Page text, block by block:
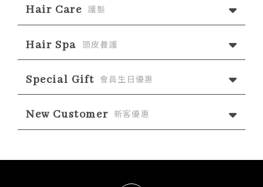
Hair Care 護髮
Hair Spa 頭皮養護
Special Gift 會員生日優惠
New Customer 新客優惠